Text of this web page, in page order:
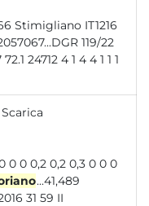
Scarica
0 0 0,2 0,2 0,3 0 0 0
...41,489